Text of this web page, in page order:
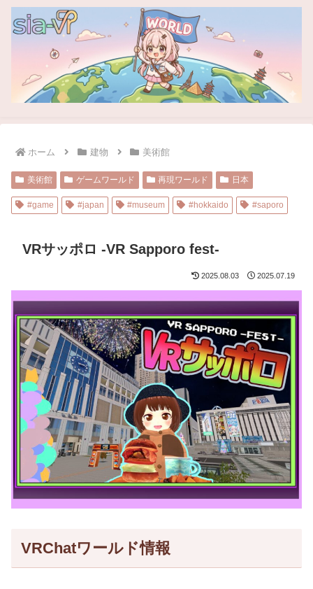
ホーム 建物 美術館
美術館 ゲームワールド 再現ワールド 日本
#game #japan #museum #hokkaido #saporo
VRサッポロ -VR Sapporo fest-
2025.08.03 2025.07.19
VRChatワールド情報